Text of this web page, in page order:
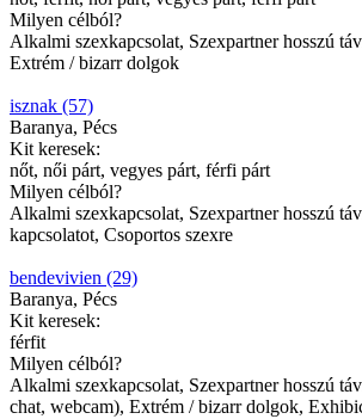
Milyen célból?
Alkalmi szexkapcsolat, Szexpartner hosszú
Extrém / bizarr dolgok
isznak (57)
Baranya, Pécs
Kit keresek:
nőt, női párt, vegyes párt, férfi párt
Milyen célból?
Alkalmi szexkapcsolat, Szexpartner hosszú
kapcsolatot, Csoportos szexre
bendevivien (29)
Baranya, Pécs
Kit keresek:
férfit
Milyen célból?
Alkalmi szexkapcsolat, Szexpartner hosszú
chat, webcam), Extrém / bizarr dolgok,